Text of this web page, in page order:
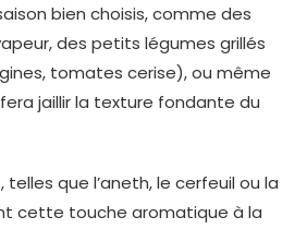
bien choisis, comme des
des petits légumes grillés
tomates cerise), ou même
jaillir la texture fondante du
telles que l’aneth, le cerfeuil ou la
cette touche aromatique à la